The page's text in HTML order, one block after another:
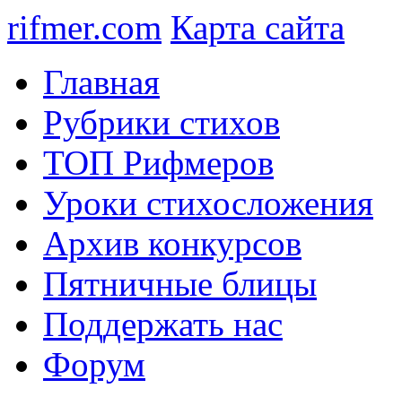
rifmer.com Карта сайта
Главная
Рубрики стихов
ТОП Рифмеров
Уроки стихосложения
Архив конкурсов
Пятничные блицы
Поддержать нас
Форум